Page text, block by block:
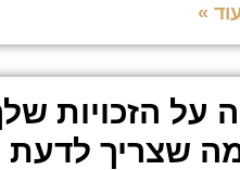
»
על הזכויות
שצריך לדעת